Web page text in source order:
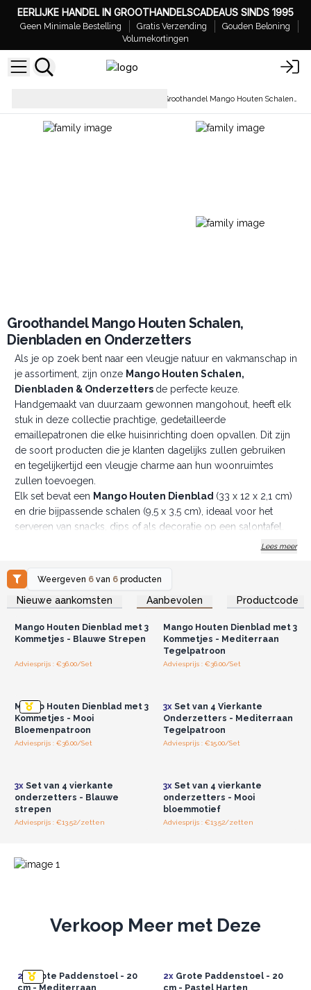
EERLIJKE HANDEL IN GROOTHANDELSCADEAUS SINDS 1995
Geen Minimale Bestelling Gratis Verzending
Gouden Beloning
Volumekortingen
Groothandel Mango Houten Schalen,
Dienbladen en Onderzetters
Als je op zoek bent naar een vleugje natuur en vakmanschap in
je assortiment, zijn onze Mango Houten Schalen,
Dienbladen & Onderzetters de perfecte keuze.
Handgemaakt van duurzaam gewonnen mangohout, heeft elk
stuk in deze collectie prachtige, gedetailleerde
emaillepatronen die elke huisinrichting doen opvallen. Dit zijn
de soort producten die je klanten dagelijks zullen gebruiken
en tegelijkertijd een vleugje charme aan hun woonruimtes
zullen toevoegen.
Elk set bevat een Mango Houten Dienblad (33 x 12 x 2,1 cm)
en drie bijpassende schalen (9,5 x 3,5 cm), ideaal voor het
serveren van snacks, dips of als decoratie op een salontafel.
Kies uit drie unieke ontwerpen die bij elke smaak passen.
cm) niet, verkrijgbaar in het Mediterrane Tegelpatroon. Ze zijn
praktisch en stijlvol, beschermen oppervlakken en voegen een
vleugje flair toe aan de tafel.
onze andere geëmailleerde producten, zoals onze houten
paddenstoeldecoraties of houten harten, om een
samenhangend en uitnodigend winkeldisplay te creëren dat
voelen - zowel functioneel als prachtig, en met een
verhaal. We geloven dat ze een groot succes zullen zijn
in je winkel.
Lees meer
Weergeven 6 van 6 producten
Nieuwe aankomsten Aanbevolen Productcode
Log in of registreer u voor
groothandelsprijzen.
Mango Houten Dienblad met 3
Kommetjes - Blauwe Strepen
Adviesprijs : €36.00/Set
Log in of registreer u voor
groothandelsprijzen.
Mango Houten Dienblad met 3
Kommetjes - Mediterraan
Tegelpatroon
Adviesprijs : €36.00/Set
Mango Houten Dienblad met 3
Kommetjes - Mooi
Bloemenpatroon
Adviesprijs : €36.00/Set
3xSet van 4 Vierkante
Onderzetters - Mediterraan
Tegelpatroon
Adviesprijs : €15.00/Set
3xSet van 4 vierkante
onderzetters - Blauwe
strepen
Adviesprijs : €13.52/zetten
3xSet van 4 vierkante
onderzetters - Mooi
bloemmotief
Adviesprijs : €13.52/zetten
Verkoop Meer met Deze
2x Grote Paddenstoel - 20
cm - Mediterraan
2xGrote Paddenstoel - 20
cm - Pastel Harten